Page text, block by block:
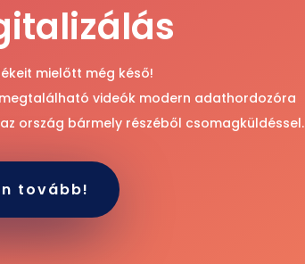
mielőtt még késő!
megtalálható videók modern adathordozóra
ország bármely részéből csomagküldéssel.
tovább!